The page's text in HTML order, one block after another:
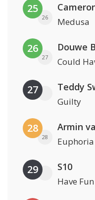
25
26 Medusa
26
27
Douwe
Could
27 Teddy
Guilty
28
28 Euphoria
29 S10
Have Fun